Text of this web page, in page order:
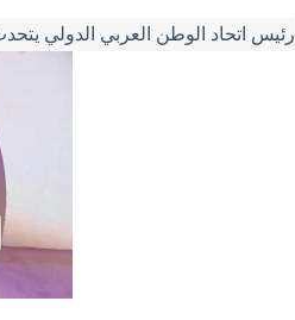
رئيس اتحاد الوطن العربي الدولي